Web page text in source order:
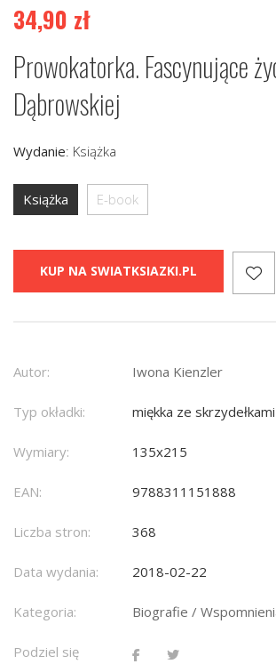
34,90 zł
Prowokatorka. Fascynujące
Dąbrowskiej
Wydanie: Książka
Książka E-book
KUP NA SWIATKSIAZKI.PL
Autor: Iwona Kienzler
Typ okładki: miękka ze skrzydełkami
Wymiary: 135x215
EAN: 9788311151888
Liczba stron: 368
Data wydania: 2018-02-22
Kategoria: Biografie /
Podziel się